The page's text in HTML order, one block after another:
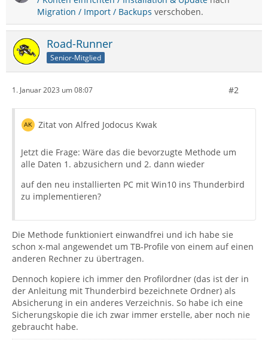
Migration / Import / Backups verschoben.
Road-Runner
Senior-Mitglied
1. Januar 2023 um 08:07 #2
Zitat von Alfred Jodocus Kwak
Jetzt die Frage: Wäre das die bevorzugte Methode um
alle Daten 1. abzusichern und 2. dann wieder
auf den neu installierten PC mit Win10 ins Thunderbird
zu implementieren?
Die Methode funktioniert einwandfrei und ich habe sie
schon x-mal angewendet um TB-Profile von einem auf einen
anderen Rechner zu übertragen.
Dennoch kopiere ich immer den Profilordner (das ist der in
der Anleitung mit Thunderbird bezeichnete Ordner) als
Absicherung in ein anderes Verzeichnis. So habe ich eine
Sicherungskopie die ich zwar immer erstelle, aber noch nie
gebraucht habe.